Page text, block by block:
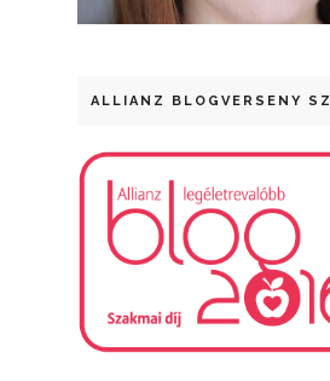
ALLIANZ BLOGVERSENY